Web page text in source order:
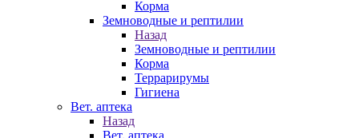
Корма
Земноводные и рептилии
Назад
Земноводные и рептилии
Корма
Террарирумы
Гигиена
Вет. аптека
Назад
Вет. аптека